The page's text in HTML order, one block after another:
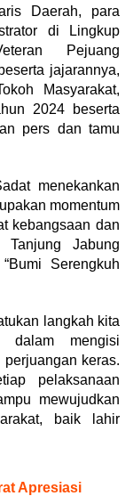
Daerah, para
di Lingkup
Pejuang
jajarannya,
Masyarakat,
2024 beserta
pers dan tamu
menekankan
momentum
kebangsaan dan
Tanjung Jabung
Serengkuh
langkah kita
dalam mengisi
keras.
pelaksanaan
mewujudkan
baik lahir
Apresiasi